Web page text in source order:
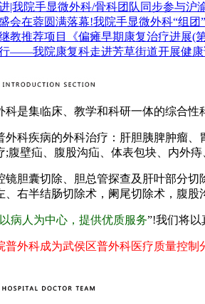
|我院手显微外科/骨科团队同步参与沪
会在蓉圆满落幕!我院手显微外科“组团
教推荐项目《偏瘫早期康复治疗进展(
——我院康复科走进芳草街道开展健
集临床、教学和科研一体的综合性
疾病的外科治疗：肝胆胰脾肿瘤、
;腹壁疝、腹股沟疝、体表包块、内外
囊切除、胆总管探查及肝叶部分切
、右半结肠切除术，阑尾切除术，腹股
以病人为中心，提供优质服务”!我们将
普外科成为武侯区普外科医疗质量控制